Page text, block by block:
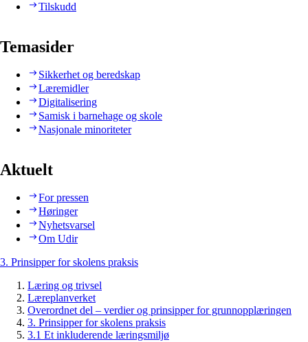
Tilskudd
Temasider
Sikkerhet og beredskap
Læremidler
Digitalisering
Samisk i barnehage og skole
Nasjonale minoriteter
Aktuelt
For pressen
Høringer
Nyhetsvarsel
Om Udir
3. Prinsipper for skolens praksis
Læring og trivsel
Læreplanverket
Overordnet del – verdier og prinsipper for grunnopplæringen
3. Prinsipper for skolens praksis
3.1 Et inkluderende læringsmiljø